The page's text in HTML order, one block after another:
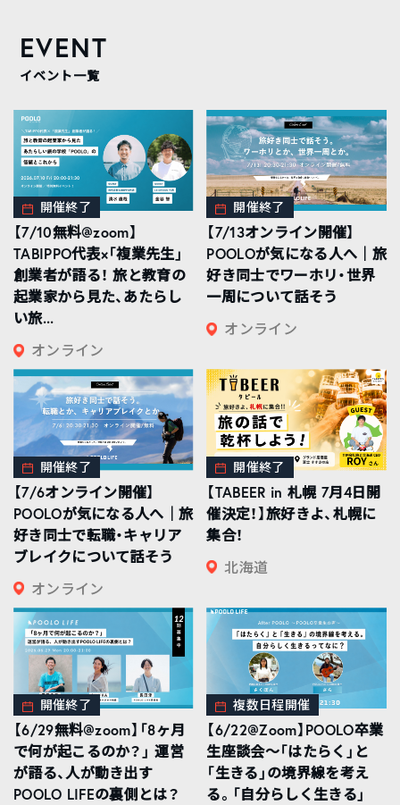
EVENT
イベント一覧
開催終了
【7/10無料@zoom】
TABIPPO代表×「複業先生」
創業者が語る！ 旅と教育の
起業家から見た、あたらし
い旅...
オンライン
開催終了
【7/13オンライン開催】
POOLOが気になる人へ｜旅
好き同士でワーホリ・世界
一周について話そう
オンライン
開催終了
【7/6オンライン開催】
POOLOが気になる人へ｜旅
好き同士で転職・キャリア
ブレイクについて話そう
オンライン
開催終了
【TABEER in 札幌 7月4日開
催決定！】旅好きよ、札幌に
集合！
北海道
開催終了
【6/29無料@zoom】「8ヶ月
で何が起こるのか？」 運営
が語る、人が動き出す
POOLO LIFEの裏側とは？
複数日程開催
【6/22@Zoom】POOLO卒業
生座談会〜「はたらく」と
「生きる」の境界線を考え
る。「自分らしく生きる」